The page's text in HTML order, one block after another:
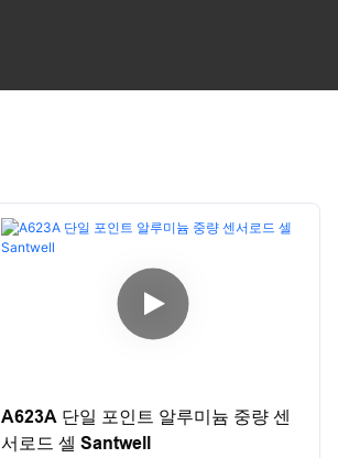
A623A 단일 포인트 알루미늄 중량 센
서로드 셀 Santwell